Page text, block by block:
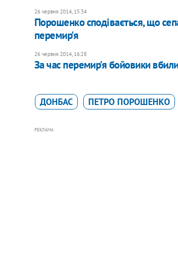
26 червня 2014, 15:34
Порошенко сподівається, що
перемир'я
26 червня 2014, 16:28
За час перемир'я бойовики
ДОНБАС ПЕТРО ПОРОШЕНКО
РЕКЛАМА